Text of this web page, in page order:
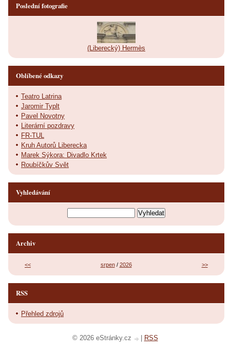
Poslední fotografie
(Liberecký) Hermès
Oblíbené odkazy
Teatro Latrina
Jaromir Typlt
Pavel Novotny
Literární pozdravy
FR-TUL
Kruh Autorů Liberecka
Marek Sýkora: Divadlo Krtek
Roubíčkův Svět
Vyhledávání
Archiv
<< srpen/ 2026 >>
RSS
Přehled zdrojů
© 2026 eStránky.cz RSS